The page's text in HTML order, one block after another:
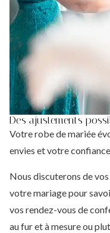
Des ajustements
Votre robe de mariée
envies et votre
Nous discuterons de
votre mariage pour
vos rendez-vous de
au fur et à mesure ou